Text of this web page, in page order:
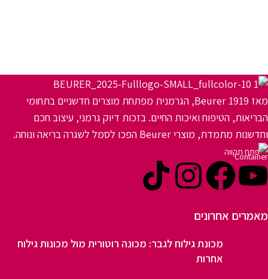
מאז 1919 Beurer, הגרמנית מפתחת מוצרים חדשניים בתחומי
הבריאות, הטיפוח ואיכות החיים. בזכות דיוק גרמני, עיצוב חכם
וחדשנות מתמדת, מוצרי Beurer הפכו לסמל לשגרה בריאה ונוחה.
פתח תקווה
מאמרים אחרונים
מכונת גילוח לגבר: מכונה רוטורית מול מכונות גילוח
אחרות